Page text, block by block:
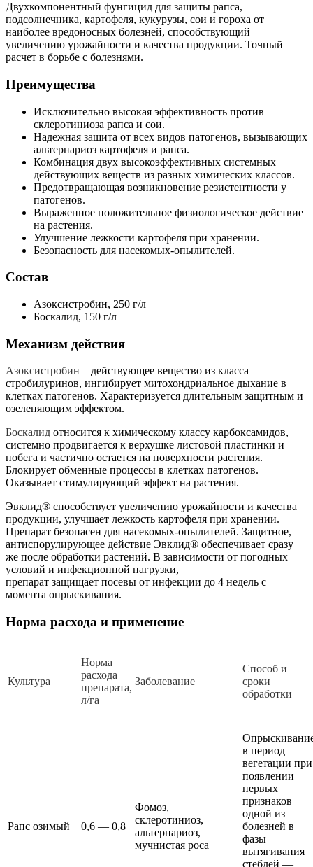
Двухкомпонентный фунгицид для защиты рапса,
подсолнечника, картофеля, кукурузы, сои и гороха от
наиболее вредоносных болезней, способствующий
увеличению урожайности и качества продукции. Точный
расчет в борьбе с болезнями.
Преимущества
Исключительно высокая эффективность против
склеротиниоза рапса и сои.
Надежная защита от всех видов патогенов, вызывающих
альтернариоз картофеля и рапса.
Комбинация двух высокоэффективных системных
действующих веществ из разных химических классов.
Предотвращающая возникновение резистентности у
патогенов.
Выраженное положительное физиологическое действие
на растения.
Улучшение лежкости картофеля при хранении.
Безопасность для насекомых-опылителей.
Состав
Азоксистробин, 250 г/л
Боскалид, 150 г/л
Механизм действия
Азоксистробин – действующее вещество из класса
стробилуринов, ингибирует митохондриальное дыхание в
клетках патогенов. Характеризуется длительным защитным и
озеленяющим эффектом.
Боскалид относится к химическому классу карбоксамидов,
системно продвигается к верхушке листовой пластинки и
побега и частично остается на поверхности растения.
Блокирует обменные процессы в клетках патогенов.
Оказывает стимулирующий эффект на растения.
Эвклид® способствует увеличению урожайности и качества
продукции, улучшает лежкость картофеля при хранении.
Препарат безопасен для насекомых-опылителей. Защитное,
антиспорулирующее действие Эвклид® обеспечивает сразу
же после обработки растений. В зависимости от погодных
условий и инфекционной нагрузки,
препарат защищает посевы от инфекции до 4 недель с
момента опрыскивания.
Норма расхода и применение
Культура
Норма
расхода
препарата,
л/га
Заболевание
Способ и
сроки
обработки
Рапс озимый 0,6 — 0,8
Фомоз,
склеротиниоз,
альтернариоз,
мучнистая роса
в период
вегетации при
появлении
первых
признаков
одной из
болезней в
фазы
вытягивания
стеблей —